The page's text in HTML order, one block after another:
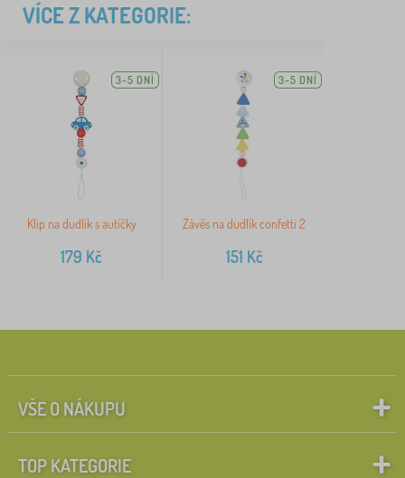
VÍCE Z KATEGORIE:
3-5 DNÍ
Klip na dudlík s autíčky
179 Kč
3-5 DNÍ
Závěs na dudlík confetti 2
151 Kč
VŠE O NÁKUPU
TOP KATEGORIE